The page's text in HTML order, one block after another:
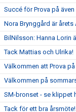
Succé för Prova på även
Nora Brynggård är årets
BilNilsson: Hanna Lorin
Tack Mattias och Ulrika!
Välkommen att Prova
Välkommen på
SM-bronset - se klippet
Tack för ett bra årsmöte!